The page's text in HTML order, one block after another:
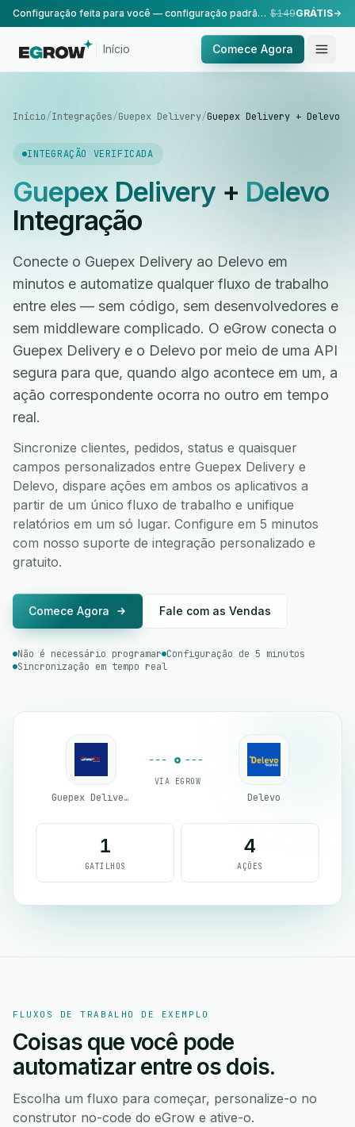
Configuração feita para você — configuração padrão, realizada pela nossa equipe. $149GRÁTIS
Início Comece Agora
Início/Integrações/Guepex Delivery/Guepex Delivery + Delevo
INTEGRAÇÃO VERIFICADA
Guepex Delivery+ Delevo
Integração
Conecte o Guepex Delivery ao Delevo em
minutos e automatize qualquer fluxo de trabalho
entre eles — sem código, sem desenvolvedores e
sem middleware complicado. O eGrow conecta o
Guepex Delivery e o Delevo por meio de uma API
segura para que, quando algo acontece em um, a
ação correspondente ocorra no outro em tempo
real.
Sincronize clientes, pedidos, status e quaisquer
campos personalizados entre Guepex Delivery e
Delevo, dispare ações em ambos os aplicativos a
partir de um único fluxo de trabalho e unifique
relatórios em um só lugar. Configure em 5 minutos
com nosso suporte de integração personalizado e
gratuito.
Comece Agora Fale com as Vendas
Não é necessário programar Configuração de 5 minutos
Sincronização em tempo real
Guepex Delivery
VIA EGROW
Delevo
1
GATILHOS
4
AÇÕES
FLUXOS DE TRABALHO DE EXEMPLO
Coisas que você pode
automatizar entre os dois.
Escolha um fluxo para começar, personalize-o no
construtor no-code do eGrow e ative-o.